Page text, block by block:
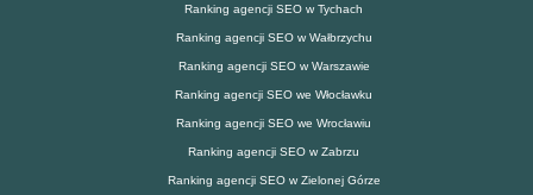
Ranking agencji SEO w Tychach
Ranking agencji SEO w Wałbrzychu
Ranking agencji SEO w Warszawie
Ranking agencji SEO we Włocławku
Ranking agencji SEO we Wrocławiu
Ranking agencji SEO w Zabrzu
Ranking agencji SEO w Zielonej Górze